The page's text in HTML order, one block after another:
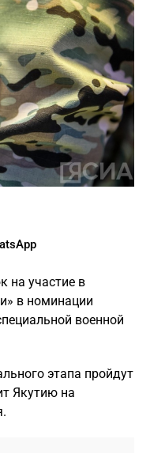
на участие в
в номинации
военной
этапа пройдут
Якутию на